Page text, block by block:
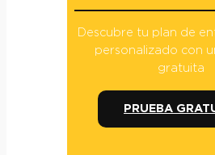
Descubre tu plan de
personalizado con
gratuita
PRUEBA